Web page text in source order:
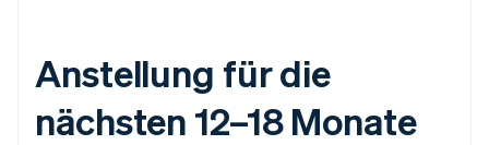
Anstellung für die
nächsten 12–18 Monate